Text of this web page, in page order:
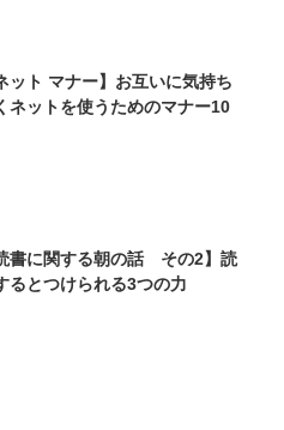
ット マナー】お互いに気持ち
ネットを使うためのマナー10
書に関する朝の話 その2】読
るとつけられる3つの力